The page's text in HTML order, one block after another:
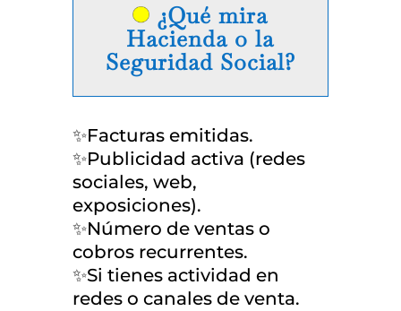
¿Qué mira
Hacienda o la
Seguridad Social?
✨Facturas emitidas.
✨Publicidad activa (redes
sociales, web,
exposiciones).
✨Número de ventas o
cobros recurrentes.
✨Si tienes actividad en
redes o canales de venta.